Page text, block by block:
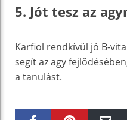
5. Jót tesz az
Karfiol rendkívül jó B-
segít az agy
a tanulást.